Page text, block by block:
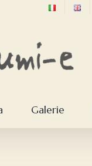
Galerie